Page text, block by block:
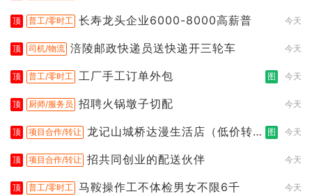
顶 普工/零时工 长寿龙头企业6000-8000高薪普 今天
顶 司机/物流 涪陵邮政快递员送快递开三轮车 今天
顶 普工/零时工 工厂手工订单外包 图 今天
顶 厨师/服务员 招聘火锅墩子切配 今天
顶 项目合作/转让 龙记山城桥达漫生活店（低价转
图 今天
顶 项目合作/转让 招共同创业的配送伙伴 今天
顶 普工/零时工 马鞍操作工不体检男女不限6千 今天